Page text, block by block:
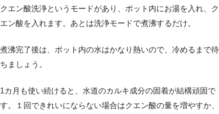
クエン酸洗浄というモードがあり、ポット内にお湯を入れ、ク
エン酸を入れます。あとは洗浄モードで煮沸するだけ。
煮沸完了後は、ポット内の水はかなり熱いので、冷めるまで待
ちましょう。
1カ月も使い続けると、水道のカルキ成分の固着が結構頑固で
す。１回できれいにならない場合はクエン酸の量を増やすか、